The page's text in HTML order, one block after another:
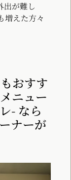
出が難し
増えた方々
おすす
ニュー
- なら
ナーが